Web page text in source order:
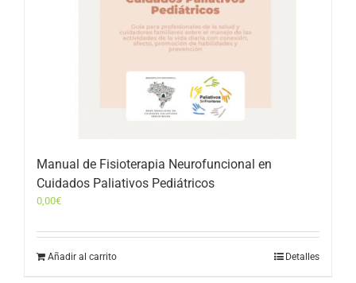
Manual de Fisioterapia Neurofuncional en
Cuidados Paliativos Pediátricos
0,00€
Añadir al carrito Detalles